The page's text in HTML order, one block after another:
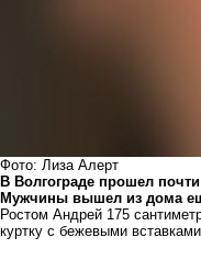
Фото: Лиза Алерт
В Волгограде прошел
Мужчины вышел из дома
Ростом Андрей 175
куртку с бежевыми